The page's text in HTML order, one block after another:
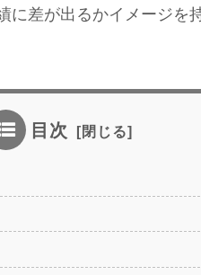
に差が出るかイメージを
目次